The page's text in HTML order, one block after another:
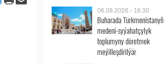
06.08.2026 - 16:30
Buharada Türkmenistanyň
medeni-syýahatçylyk
toplumyny döretmek
meýilleşdirilýär